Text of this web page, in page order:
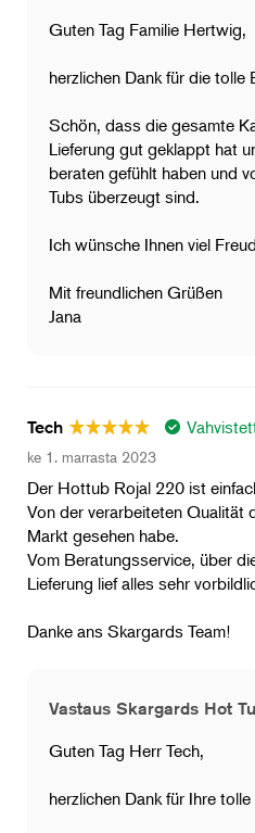
Guten Tag Familie Hertwig,
herzlichen Dank für die tolle
Schön, dass die gesamte
Lieferung gut geklappt hat
beraten gefühlt haben und
Tubs überzeugt sind.
Ich wünsche Ihnen viel
Mit freundlichen Grüßen
Jana
Tech
ke 1. marrasta 2023
Der Hottub Rojal 220 ist
Von der verarbeiteten Qualität
Markt gesehen habe.
Vom Beratungsservice, über
Lieferung lief alles sehr
Danke ans Skargards Team!
Vastaus Skargards Hot
Guten Tag Herr Tech,
​herzlichen Dank für Ihre